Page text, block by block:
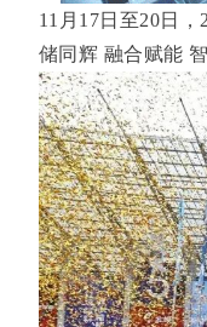
11月17日至20日
储同辉 融合赋能